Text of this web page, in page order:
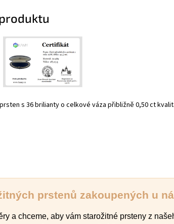
s 36 brilianty o celkové váza přibližně 0,50 ct
prstenů zakoupených u
a chceme, aby vám starožitné prsteny z